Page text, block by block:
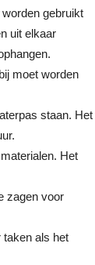
gebruikt
uit elkaar
moet worden
staan. Het
Het
zagen voor
taken als het